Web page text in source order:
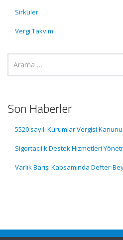
Sirküler
Vergi Takvimi
Son Haberler
5520 sayılı Kurumlar Vergisi
Sigortacılık Destek Hizmetleri
Varlık Barışı Kapsamında Defter-